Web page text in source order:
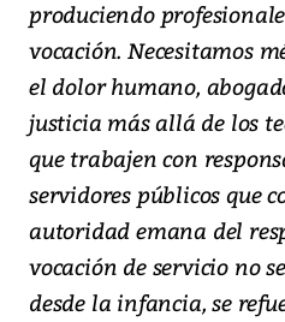
produciendo
vocación. Necesitamos
el dolor humano,
justicia más allá de los
que trabajen con
servidores públicos que
autoridad emana del
vocación de servicio no
desde la infancia, se